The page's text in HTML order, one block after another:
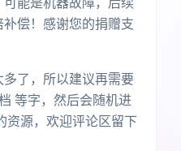
偿！感谢您的捐赠支
了，所以建议再需要
等字，然后会随机进
资源，欢迎评论区留下